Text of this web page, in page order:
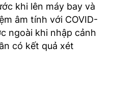
khi lên máy bay và
âm tính với COVID-
ngoài khi nhập cảnh
có kết quả xét